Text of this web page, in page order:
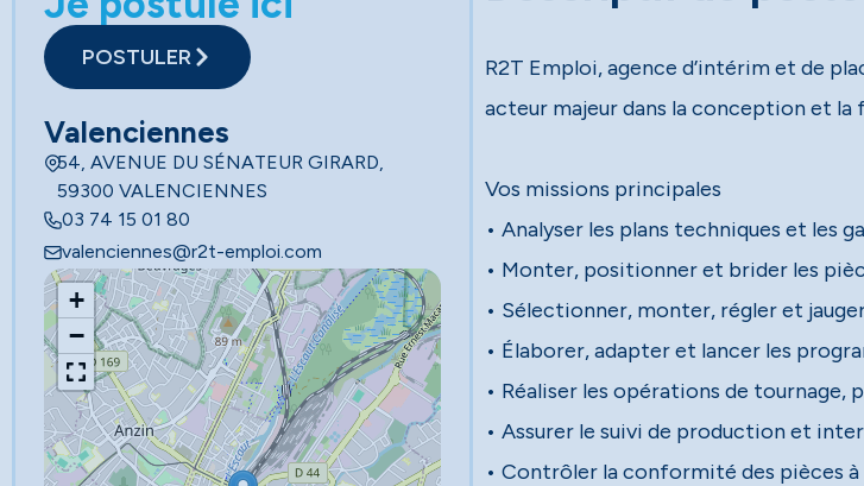
POSTULER
Valenciennes
54, AVENUE DU SÉNATEUR GIRARD,
59300 VALENCIENNES
03 74 15 01 80
valenciennes@r2t-emploi.com
+
−
R2T Emploi, agence d’intérim et de
acteur majeur dans la conception et
Vos missions principales
• Analyser les plans techniques et les
• Monter, positionner et brider les
• Sélectionner, monter, régler et
• Élaborer, adapter et lancer les
• Réaliser les opérations de tournage,
• Assurer le suivi de production et
• Contrôler la conformité des pièces à